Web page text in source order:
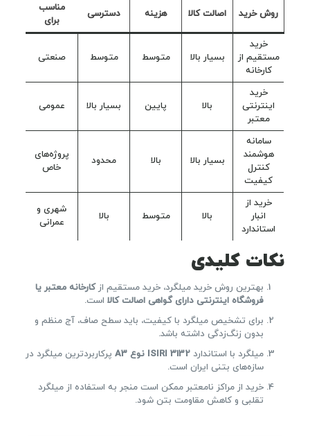
روش خرید اصالت کالا هزینه دسترسی
مناسب
برای
خرید
مستقیم از
کارخانه
بسیار بالا متوسط متوسط صنعتی
خرید
اینترنتی
معتبر
بالا پایین بسیار بالا عمومی
سامانه
هوشمند
کنترل
کیفیت
بسیار بالا بالا محدود
پروژه‌های
خاص
خرید از
انبار
استاندارد
بالا متوسط بالا
شهری و
عمرانی
نکات کلیدی
بهترین روش خرید میلگرد، خرید مستقیم ازکارخانه معتبر یا
فروشگاه اینترنتی دارای گواهی اصالت کالااست.
برای تشخیص میلگرد با کیفیت، باید سطح صاف، آج منظم و
بدون زنگ‌زدگی داشته باشد.
میلگرد با استاندارد ISIRI 3132 نوع A3
پرکاربردترین میلگرد در
سازه‌های بتنی ایران است.
خرید از مراکز نامعتبر ممکن است منجر به استفاده از میلگرد
تقلبی و کاهش مقاومت بتن شود.